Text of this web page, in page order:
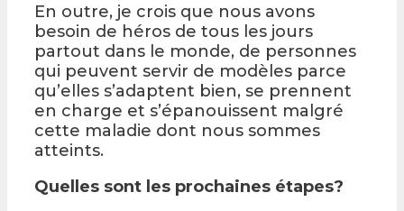
En outre, je crois que nous avons
besoin de héros de tous les jours
partout dans le monde, de personnes
qui peuvent servir de modèles parce
qu’elles s’adaptent bien, se prennent
en charge et s’épanouissent malgré
cette maladie dont nous sommes
atteints.
Quelles sont les prochaines étapes?